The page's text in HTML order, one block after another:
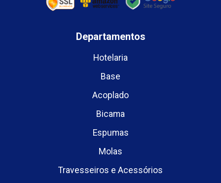
Departamentos
Hotelaria
Base
Acoplado
Bicama
Espumas
Molas
Travesseiros e Acessórios